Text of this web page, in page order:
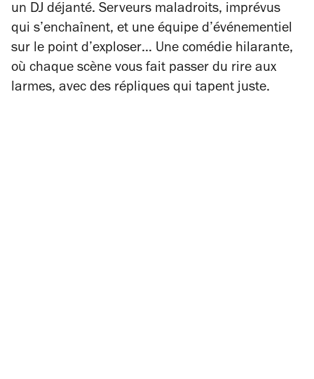
un DJ déjanté. Serveurs maladroits, imprévus
qui s’enchaînent, et une équipe d’événementiel
sur le point d’exploser… Une comédie hilarante,
où chaque scène vous fait passer du rire aux
larmes, avec des répliques qui tapent juste.